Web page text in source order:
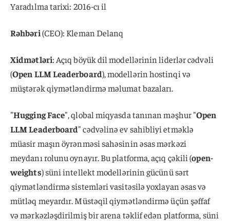
Yaradılma tarixi: 2016-cı il
Rəhbəri(CEO): Kleman Delanq
Xidmətləri: Açıq böyük dil modellərinin liderlər cədvəli
(Open LLM Leaderboard), modellərin hostinqi və
müştərək qiymətləndirmə məlumat bazaları.
"Hugging Face", qlobal miqyasda tanınan məşhur "Open
LLM Leaderboard" cədvəlinə ev sahibliyi etməklə
müasir maşın öyrənməsi sahəsinin əsas mərkəzi
meydanı rolunu oynayır. Bu platforma, açıq çəkili (open-
weights) süni intellekt modellərinin gücünü sərt
qiymətləndirmə sistemləri vasitəsilə yoxlayan əsas və
mütləq meyardır. Müstəqil qiymətləndirmə üçün şəffaf
və mərkəzləşdirilmiş bir arena təklif edən platforma, süni